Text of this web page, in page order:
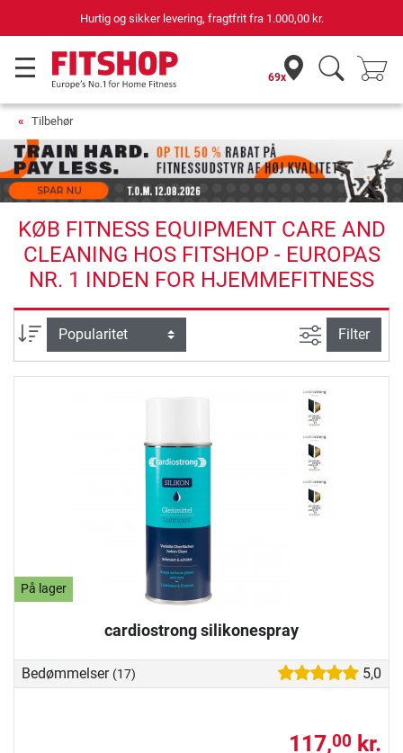
Hurtig og sikker levering, fragtfrit fra 1.000,00 kr.
69x
Tilbehør
KØB FITNESS EQUIPMENT CARE AND
CLEANING HOS FITSHOP - EUROPAS
NR. 1 INDEN FOR HJEMMEFITNESS
sortering Avanceret
Filter
På lager
cardiostrong silikonespray
Bedømmelser (17) 5,0
117,00 kr.